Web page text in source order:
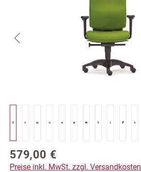
Regulärer Preis:
579,00 €
Preise inkl. MwSt. zzgl. Versandkosten